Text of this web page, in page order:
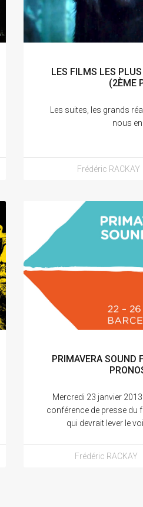
LES FILMS LES
(2ÈME
Les suites, les grands
nous
Frédéric RACKAY
PRIMAVERA SOUND
Mercredi 23 janvier
conférence de presse du
qui devrait lever le
Frédéric RACKAY